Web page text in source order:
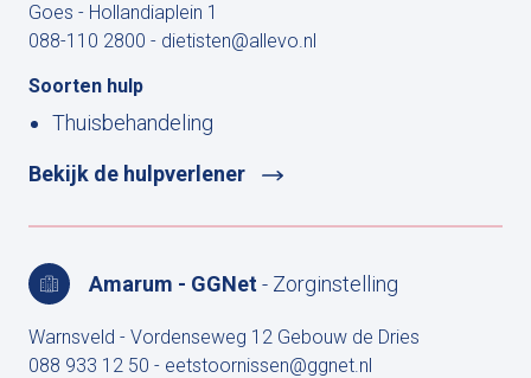
Goes - Hollandiaplein 1
088-110 2800 - dietisten@allevo.nl
Soorten hulp
Thuisbehandeling
Bekijk de hulpverlener
Amarum - GGNet- Zorginstelling
Warnsveld - Vordenseweg 12 Gebouw de Dries
088 933 12 50 - eetstoornissen@ggnet.nl